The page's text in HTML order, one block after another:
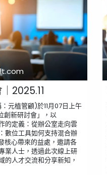
2025.11
元植管顧)於11月07日上午
創新研討會」，以
的定義：從辦公室走向雲
數位工具如何支持混合辦
心帶來的益處，邀請各
業人士，透過此次線上研
的人才交流和分享新知，